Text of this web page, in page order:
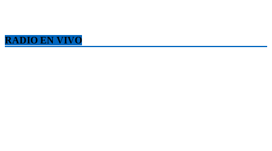
RADIO EN VIVO